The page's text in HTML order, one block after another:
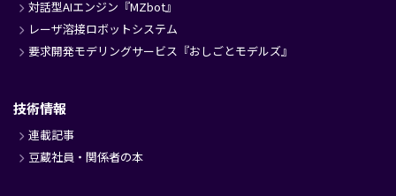
対話型AIエンジン『MZbot』
レーザ溶接ロボットシステム
要求開発モデリングサービス『おしごとモデルズ』
技術情報
連載記事
豆蔵社員・関係者の本